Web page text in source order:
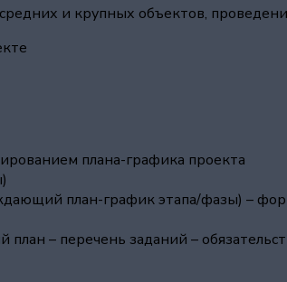
и крупных объектов,
плана-графика проекта
план-график этапа/фазы) –
– перечень заданий –